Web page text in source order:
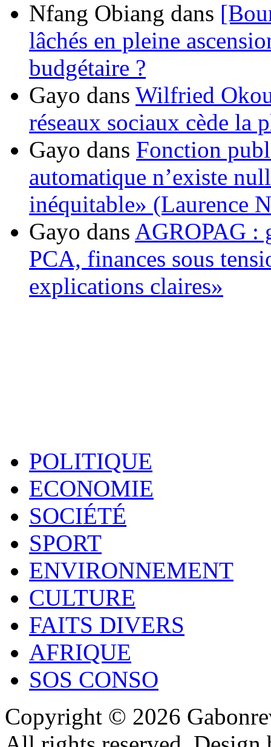
Nfang Obiang dans
lâchés en pleine
budgétaire ?
Gayo dans Wilfried
réseaux sociaux cède la
Gayo dans Fonction
automatique n’existe
inéquitable» (Laurence
Gayo dans AGROPAG :
PCA, finances sous
explications claires»
POLITIQUE
ECONOMIE
SOCIÉTÉ
SPORT
ENVIRONNEMENT
CULTURE
FAITS DIVERS
AFRIQUE
SOS CONSO
Copyright © 2026